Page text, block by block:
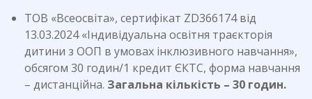
ТОВ «Всеосвіта», сертифікат ZD366174 від
13.03.2024 «Індивідуальна освітня траєкторія
дитини з ООП в умовах інклюзивного навчання»,
обсягом 30 годин/1 кредит ЄКТС, форма навчання
– дистанційна. Загальна кількість – 30 годин.